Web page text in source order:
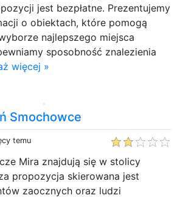
jest bezpłatne. Prezentujemy
o obiektach, które pomogą
najlepszego miejsca
sposobność znalezienia
więcej »
Smochowce
temu
Mira znajdują się w stolicy
propozycja skierowana jest
zaocznych oraz ludzi